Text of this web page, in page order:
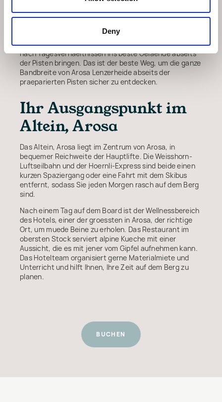
Deny
und auswendig.
Fuer Freeride-Fuehrungen bieten lokale Bergfuehrer
Halbtages- und Ganztages-Sessionen an, die Sie je
nach Tagesverhaeltnissen ins beste Gelaende abseits
der Pisten bringen. Das ist der beste Weg, um die ganze
Bandbreite von Arosa Lenzerheide abseits der
praeparierten Pisten sicher zu entdecken.
Ihr Ausgangspunkt im
Altein, Arosa
Das Altein, Arosa liegt im Zentrum von Arosa, in
bequemer Reichweite der Hauptlifte. Die Weisshorn-
Luftseilbahn und der Hoernli-Express sind beide einen
kurzen Spaziergang oder eine Fahrt mit dem Skibus
entfernt, sodass Sie jeden Morgen rasch auf dem Berg
sind.
Nach einem Tag auf dem Board ist der Wellnessbereich
des Hotels, einer der groessten in Arosa, der richtige
Ort, um muede Beine zu erholen. Das Restaurant im
obersten Stock serviert alpine Kueche mit einer
Aussicht, die es mit jener vom Gipfel aufnehmen kann.
Das Hotelteam organisiert gerne Materialmiete und
Unterricht und hilft Ihnen, Ihre Zeit auf dem Berg zu
planen.
BUCHEN